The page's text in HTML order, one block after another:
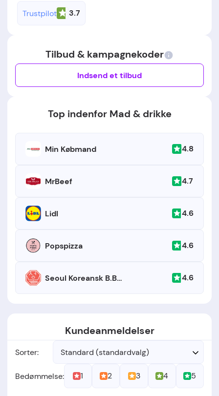
Trustpilot 3.7
Tilbud & kampagnekoder
Indsend et tilbud
Top indenfor Mad & drikke
Min Købmand 4.8
MrBeef 4.7
Lidl 4.6
Popspizza 4.6
Seoul Koreansk B.B.Q. 4.6
Kundeanmeldelser
Sorter: Standard (standardvalg)
Bedømmelse: 1 2 3 4 5